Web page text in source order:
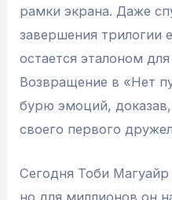
рамки экрана. Даже
завершения трилогии
остается эталоном
Возвращение в «Нет
бурю эмоций,
своего первого
Сегодня Тоби
но для миллионов он